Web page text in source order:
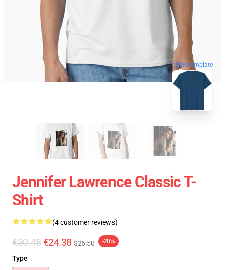
blank template
Jennifer Lawrence Classic T-
Shirt
(4 customer reviews)
€30.48 €24.38 $26.50 -20%
Type